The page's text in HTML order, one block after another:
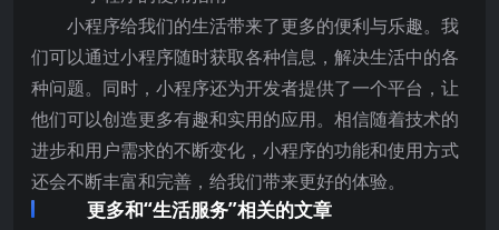
小程序给我们的生活带来了更多的便利与乐趣。我
们可以通过小程序随时获取各种信息，解决生活中的各
种问题。同时，小程序还为开发者提供了一个平台，让
他们可以创造更多有趣和实用的应用。相信随着技术的
进步和用户需求的不断变化，小程序的功能和使用方式
还会不断丰富和完善，给我们带来更好的体验。
更多和“生活服务”相关的文章